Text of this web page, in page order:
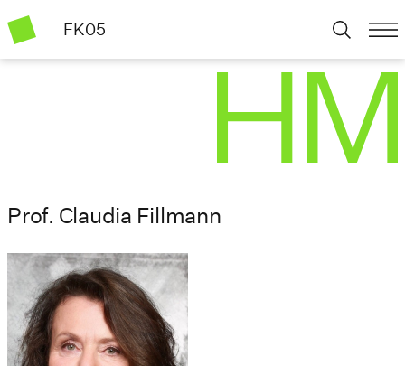
FK05
Prof. Claudia Fillmann